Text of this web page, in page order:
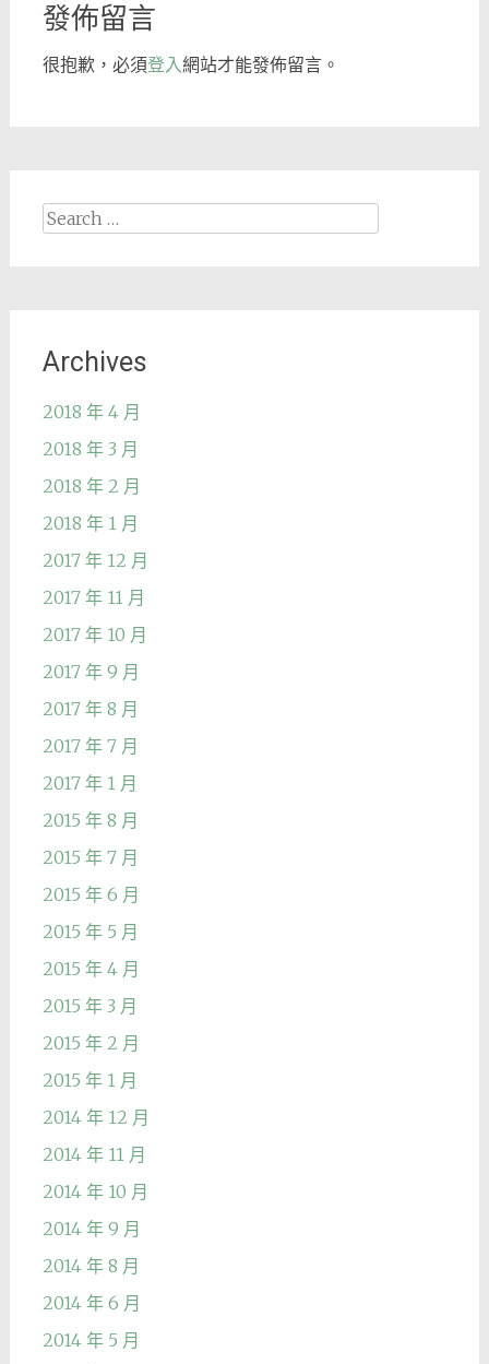
發佈留言
很抱歉，必須登入網站才能發佈留言。
Search
for:
Archives
2018 年 4 月
2018 年 3 月
2018 年 2 月
2018 年 1 月
2017 年 12 月
2017 年 11 月
2017 年 10 月
2017 年 9 月
2017 年 8 月
2017 年 7 月
2017 年 1 月
2015 年 8 月
2015 年 7 月
2015 年 6 月
2015 年 5 月
2015 年 4 月
2015 年 3 月
2015 年 2 月
2015 年 1 月
2014 年 12 月
2014 年 11 月
2014 年 10 月
2014 年 9 月
2014 年 8 月
2014 年 6 月
2014 年 5 月